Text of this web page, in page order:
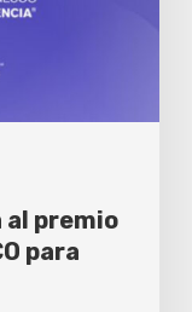
al premio
para